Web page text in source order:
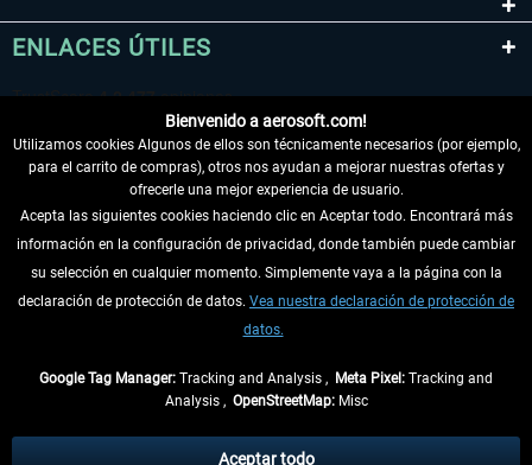
ENLACES ÚTILES
DESISTIR DEL CONTRATO
INFORMACIÓN
tasas de recepción si no se describe lo contrario
Bienvenido a aerosoft.com!
Utilizamos cookies Algunos de ellos son técnicamente necesarios (por ejemplo,
para el carrito de compras), otros nos ayudan a mejorar nuestras ofertas y
ofrecerle una mejor experiencia de usuario.
Acepta las siguientes cookies haciendo clic en Aceptar todo. Encontrará más
información en la configuración de privacidad, donde también puede cambiar
su selección en cualquier momento. Simplemente vaya a la página con la
declaración de protección de datos. Vea nuestra declaración de protección de
datos.
Google Tag Manager: Tracking and Analysis , Meta Pixel: Tracking and
Analysis , OpenStreetMap:Misc
Aceptar todo